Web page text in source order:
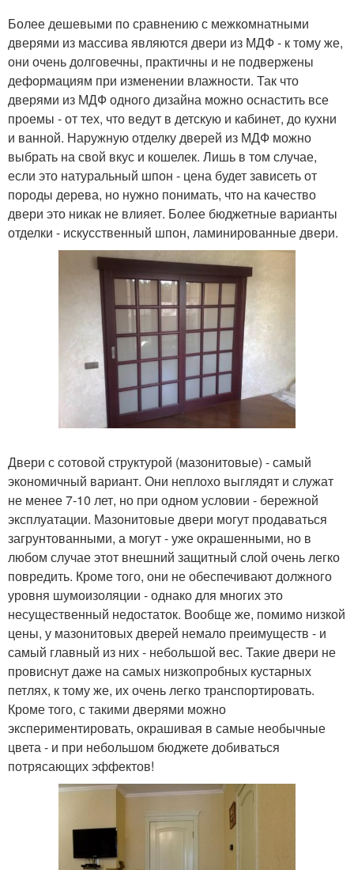
Более дешевыми по сравнению с межкомнатными
дверями из массива являются двери из МДФ - к тому же,
они очень долговечны, практичны и не подвержены
деформациям при изменении влажности. Так что
дверями из МДФ одного дизайна можно оснастить все
проемы - от тех, что ведут в детскую и кабинет, до кухни
и ванной. Наружную отделку дверей из МДФ можно
выбрать на свой вкус и кошелек. Лишь в том случае,
если это натуральный шпон - цена будет зависеть от
породы дерева, но нужно понимать, что на качество
двери это никак не влияет. Более бюджетные варианты
отделки - искусственный шпон, ламинированные двери.
Двери с сотовой структурой (мазонитовые) - самый
экономичный вариант. Они неплохо выглядят и служат
не менее 7-10 лет, но при одном условии - бережной
эксплуатации. Мазонитовые двери могут продаваться
загрунтованными, а могут - уже окрашенными, но в
любом случае этот внешний защитный слой очень легко
повредить. Кроме того, они не обеспечивают должного
уровня шумоизоляции - однако для многих это
несущественный недостаток. Вообще же, помимо низкой
цены, у мазонитовых дверей немало преимуществ - и
самый главный из них - небольшой вес. Такие двери не
провиснут даже на самых низкопробных кустарных
петлях, к тому же, их очень легко транспортировать.
Кроме того, с такими дверями можно
экспериментировать, окрашивая в самые необычные
цвета - и при небольшом бюджете добиваться
потрясающих эффектов!